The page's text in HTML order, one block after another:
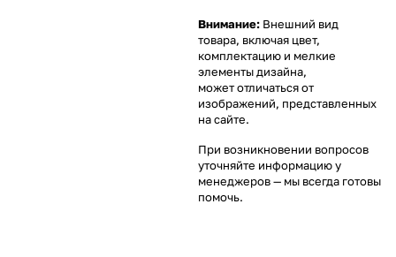
Внимание: Внешний вид
товара, включая цвет,
комплектацию и мелкие
элементы дизайна,
может отличаться от
изображений, представленных
на сайте.
При возникновении вопросов
уточняйте информацию у
менеджеров— мы всегда готовы
помочь.